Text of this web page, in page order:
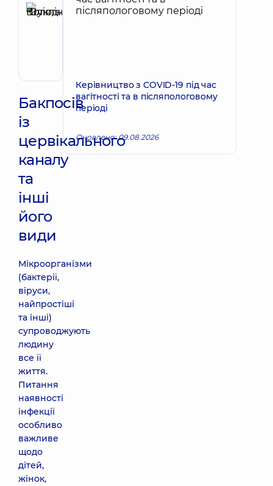
Шукліна
Бакпосів
із
цервікального
каналу
та
інші
його
види
Мікроорганізми
(бактерії,
віруси,
найпростіші
та інші)
супроводжують
людину
все її
життя.
Питання
наявності
інфекції
особливо
важливе
щодо
дітей,
жінок,
Керівництво з COVID-19 під час
вагітності та в післяпологовому
періоді
Оновлено: 09.08.2026